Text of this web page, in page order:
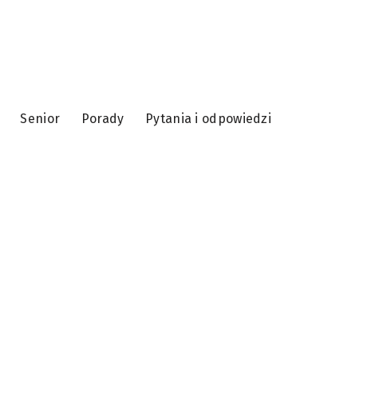
Senior Porady Pytania i odpowiedzi